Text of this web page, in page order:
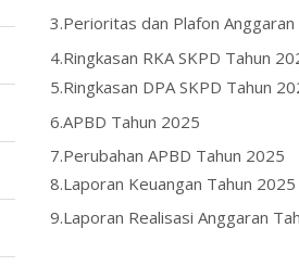
3.Perioritas dan Plafon
4.Ringkasan RKA SKPD Tahun
5.Ringkasan DPA SKPD Tahun
6.APBD Tahun 2025
7.Perubahan APBD Tahun 2025
8.Laporan Keuangan Tahun
9.Laporan Realisasi Anggaran